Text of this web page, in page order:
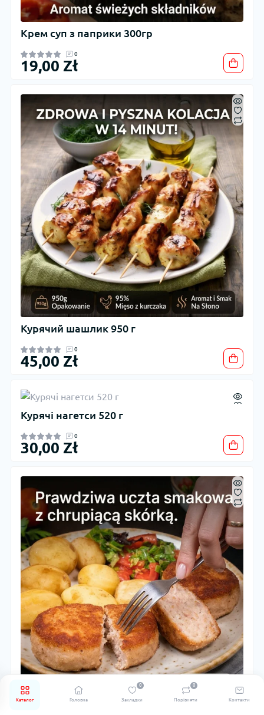
Каталог Головна Закладки
0
Порівняти
0
Контакти
Крем суп з паприки 300гр
0
19,00 Zł
Курячий шашлик 950 г
0
45,00 Zł
Курячі нагетси 520 г
0
30,00 Zł